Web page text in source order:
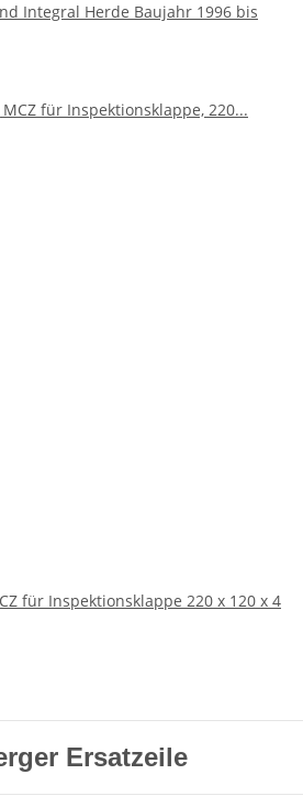
Integral Herde Baujahr 1996 bis
für Inspektionsklappe 220 x 120 x 4
Ersatzeile